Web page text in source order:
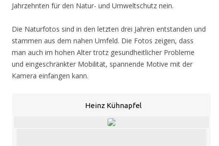
Jahrzehnten für den Natur- und Umweltschutz nein.
Die Naturfotos sind in den letzten drei Jahren entstanden und
stammen aus dem nahen Umfeld. Die Fotos zeigen, dass
man auch im hohen Alter trotz gesundheitlicher Probleme
und eingeschränkter Mobilität, spannende Motive mit der
Kamera einfangen kann.
Heinz Kühnapfel